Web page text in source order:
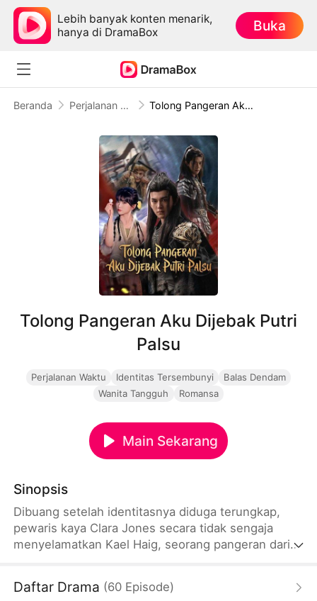
Lebih banyak konten menarik,
hanya di DramaBox
Buka
Beranda Perjalanan Waktu Tolong Pangeran Aku Dijebak Putri Palsu
Tolong Pangeran Aku Dijebak Putri
Palsu
Perjalanan Waktu Identitas Tersembunyi
Balas Dendam
Wanita Tangguh
Romansa
Main Sekarang
Sinopsis
Dibuang setelah identitasnya diduga terungkap,
pewaris kaya Clara Jones secara tidak sengaja
menyelamatkan Kael Haig, seorang pangeran dari
kepercayaan dan banyak lagi, karena dia
Daftar Drama (60 Episode)